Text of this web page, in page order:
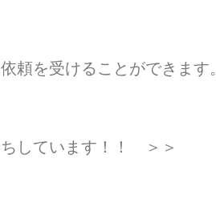
頼を受けることができます。
しています！！ ＞＞